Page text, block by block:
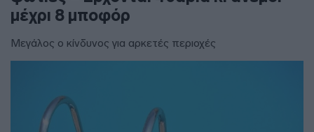
μέχρι 8 μποφόρ
Μεγάλος ο κίνδυνος για αρκετές περιοχές